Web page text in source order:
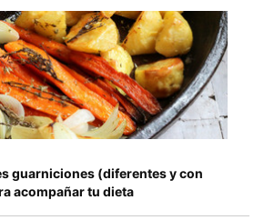
guarniciones (diferentes y con
acompañar tu dieta